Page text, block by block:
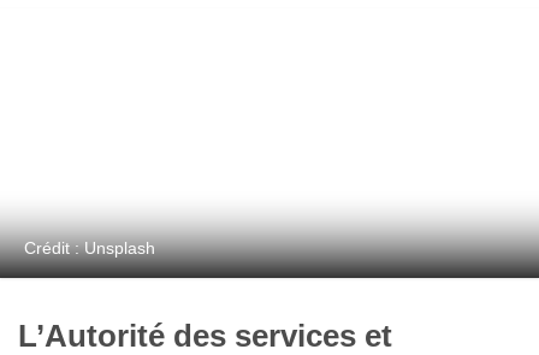
Crédit : Unsplash
L’Autorité des services et